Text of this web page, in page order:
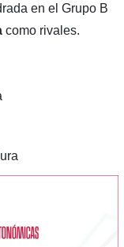
en el Grupo B
como rivales.